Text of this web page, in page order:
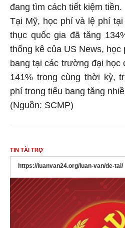
đang tìm cách tiết kiệm tiền.
Tại Mỹ, học phí và lệ phí
thục quốc gia đã tăng
thống kê của US News,
bang tại các trường đại học
141% trong cùng thời kỳ,
phí trong tiểu bang tăng
(Nguồn: SCMP)
TIN TÀI TRỢ
https://luanvan24.org/luan-van/de-tai/